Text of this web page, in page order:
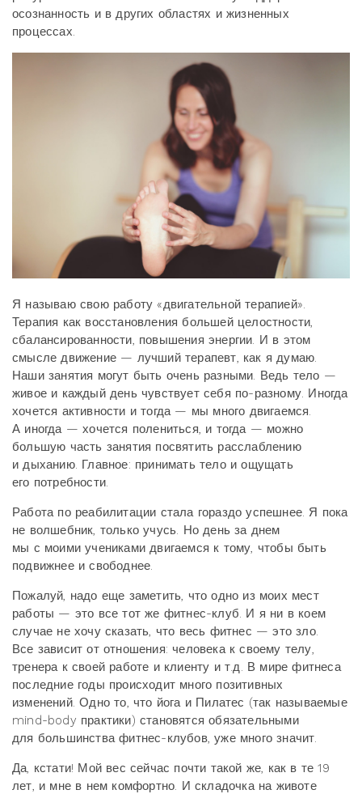
осознанность и в других областях и жизненных
процессах.
Я называю свою работу «двигательной терапией».
Терапия как восстановления большей целостности,
сбалансированности, повышения энергии. И в этом
смысле движение — лучший терапевт, как я думаю.
Наши занятия могут быть очень разными. Ведь тело —
живое и каждый день чувствует себя по-разному. Иногда
хочется активности и тогда — мы много двигаемся.
А иногда — хочется полениться, и тогда — можно
большую часть занятия посвятить расслаблению
и дыханию. Главное: принимать тело и ощущать
его потребности.
Работа по реабилитации стала гораздо успешнее. Я пока
не волшебник, только учусь. Но день за днем
мы с моими учениками двигаемся к тому, чтобы быть
подвижнее и свободнее.
Пожалуй, надо еще заметить, что одно из моих мест
работы — это все тот же фитнес-клуб. И я ни в коем
случае не хочу сказать, что весь фитнес — это зло.
Все зависит от отношения: человека к своему телу,
тренера к своей работе и клиенту и т.д. В мире фитнеса
последние годы происходит много позитивных
изменений. Одно то, что йога и Пилатес (так называемые
mind-body практики) становятся обязательными
для большинства фитнес-клубов, уже много значит.
Да, кстати! Мой вес сейчас почти такой же, как в те 19
лет, и мне в нем комфортно. И складочка на животе